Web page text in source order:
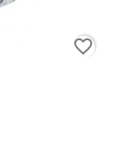
favorite_border